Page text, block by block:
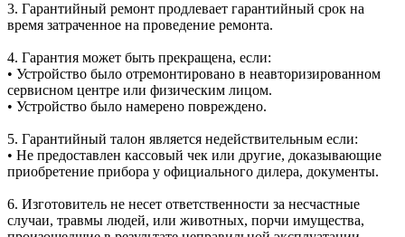
3. Гарантийный ремонт продлевает гарантийный срок на
время затраченное на проведение ремонта.
4. Гарантия может быть прекращена, если:
• Устройство было отремонтировано в неавторизированном
сервисном центре или физическим лицом.
• Устройство было намерено повреждено.
5. Гарантийный талон является недействительным если:
• Не предоставлен кассовый чек или другие, доказывающие
приобретение прибора у официального дилера, документы.
6. Изготовитель не несет ответственности за несчастные
случаи, травмы людей, или животных, порчи имущества,